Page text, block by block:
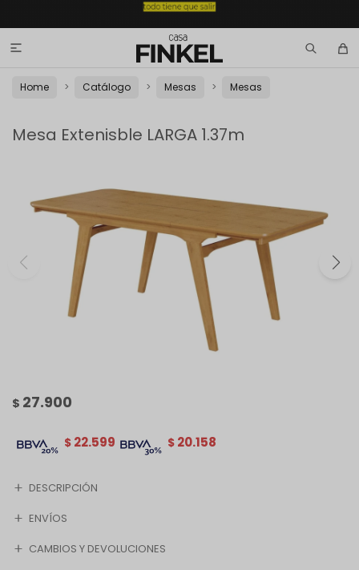

Home Catálogo Mesas Mesas
Mesa Extenisble LARGA 1.37m
$ 27.900
$ 20.158
$ 22.599
DESCRIPCIÓN
ENVÍOS
CAMBIOS Y DEVOLUCIONES